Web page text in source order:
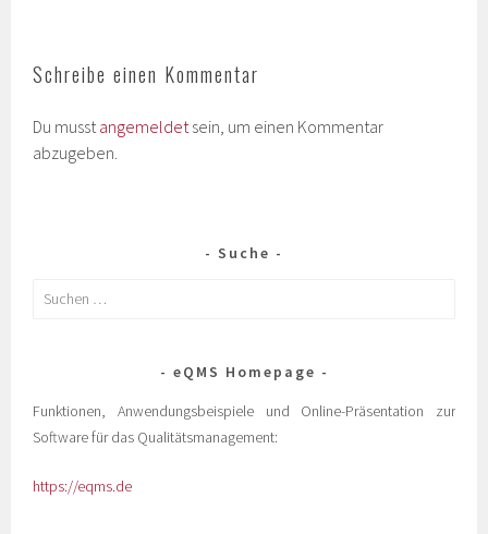
Schreibe einen Kommentar
Du musst angemeldet sein, um einen Kommentar
abzugeben.
Suche
eQMS Homepage
Funktionen, Anwendungsbeispiele und Online-Präsentation zur
Software für das Qualitätsmanagement:
https://eqms.de